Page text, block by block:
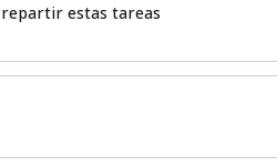
estas tareas